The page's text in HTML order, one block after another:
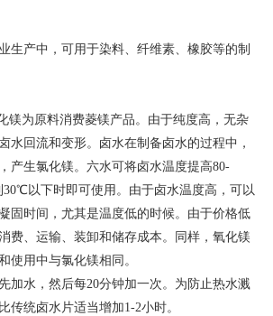
生产中，可用于染料、纤维素、橡胶等的制
镁为原料消费菱镁产品。由于纯度高，无杂
水回流和变形。卤水在制备卤水的过程中，
产生氯化镁。六水可将卤水温度提高80-
以下时即可使用。由于卤水温度高，可以
固时间，尤其是温度低的时候。由于价格低
费、运输、装卸和储存成本。同样，氧化镁
使用中与氯化镁相同。
加水，然后每20分钟加一次。为防止热水溅
传统卤水片适当增加1-2小时。